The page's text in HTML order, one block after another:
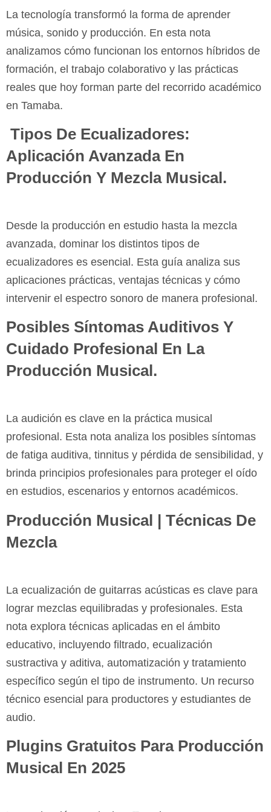
La tecnología transformó la forma de aprender
música, sonido y producción. En esta nota
analizamos cómo funcionan los entornos híbridos de
formación, el trabajo colaborativo y las prácticas
reales que hoy forman parte del recorrido académico
en Tamaba.
Tipos De Ecualizadores:
Aplicación Avanzada En
Producción Y Mezcla Musical.
Desde la producción en estudio hasta la mezcla
avanzada, dominar los distintos tipos de
ecualizadores es esencial. Esta guía analiza sus
aplicaciones prácticas, ventajas técnicas y cómo
intervenir el espectro sonoro de manera profesional.
Posibles Síntomas Auditivos Y
Cuidado Profesional En La
Producción Musical.
La audición es clave en la práctica musical
profesional. Esta nota analiza los posibles síntomas
de fatiga auditiva, tinnitus y pérdida de sensibilidad, y
brinda principios profesionales para proteger el oído
en estudios, escenarios y entornos académicos.
Producción Musical | Técnicas De
Mezcla
La ecualización de guitarras acústicas es clave para
lograr mezclas equilibradas y profesionales. Esta
nota explora técnicas aplicadas en el ámbito
educativo, incluyendo filtrado, ecualización
sustractiva y aditiva, automatización y tratamiento
específico según el tipo de instrumento. Un recurso
técnico esencial para productores y estudiantes de
audio.
Plugins Gratuitos Para Producción
Musical En 2025